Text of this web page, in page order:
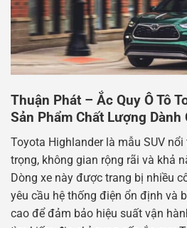
Thuận Phát – Ắc Quy Ô Tô
Sản Phẩm Chất Lượng Dành
Toyota Highlander là mẫu SUV
trọng, không gian rộng rãi và khả
Dòng xe này được trang bị nhiều
yêu cầu hệ thống điện ổn định và
cao để đảm bảo hiệu suất vận